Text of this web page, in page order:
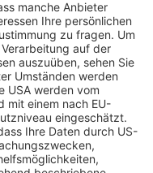
der
Höchstbietende,
werden Sie per E-
Mail informiert
und erhalten nach
Zahlungseingang
ein Zertifikat zum
Einlösen des
Angebots.